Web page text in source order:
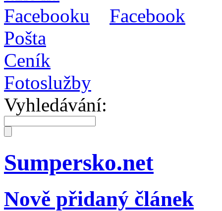
Facebook
Pošta
Ceník
Fotoslužby
Vyhledávání:
Sumpersko.net
Nově přidaný článek